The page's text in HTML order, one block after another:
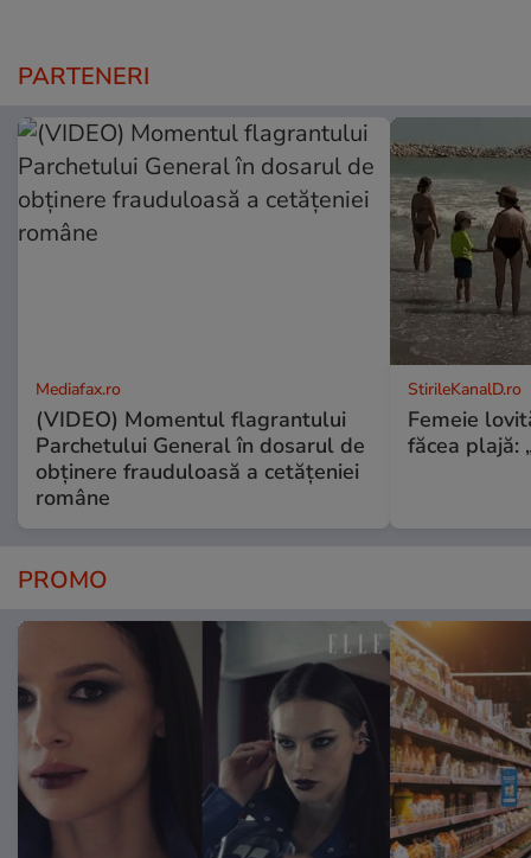
PARTENERI
Mediafax.ro
(VIDEO) Momentul flagrantului
Parchetului General în dosarul de
obținere frauduloasă a cetățeniei
române
StirileKanalD.ro
Femeie
făcea plajă:
PROMO